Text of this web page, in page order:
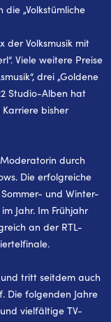
„Volkstümliche
der Volksmusik mit
Viele weitere Preise
drei „Goldene
Studio-Alben hat
bisher
durch
Die erfolgreiche
und Winter-
Jahr. Im Frühjahr
an der RTL-
tritt seitdem auch
Die folgenden Jahre
vielfältige TV-